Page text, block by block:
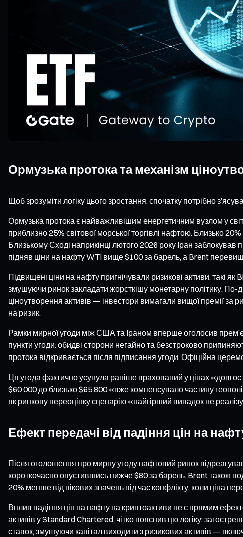
Ормузька протока та механізм
Щоб зрозуміти логіку цього зростання, спочатку потрібно
Ормузька протока є найважливішим енергетичним вузлом у
приблизно 25% світової морської торгівлі нафтою. Близько
Близькому Сході наприкінці лютого 2026 року Іран
підняв ціни на нафту WTI вище $100 за барель, а Brent
Підвищені ціни на нафту пригнічували ризикові активи, такі
змушуючи ринок закладати жорсткішу монетарну політику.
ціноутворення активів — інвестори вимагали вищої премії
на ризик.
Рамки мирної угоди між США та Іраном вперше оголосив
пункти угоди: обидві сторони негайно та безстроково
протока відкривається після підписання угоди. Офіційна
Ця угода фактично усунула раніше врахований у цінах
$60 000 до близько $65 800 «вже компенсувало частину
як ринкову переоцінку сценарію «найгірший випадок не
Ефект передачі від падіння цін на
Після оголошення про мирну угоду нафтовий ринок
короткочасно опустившись нижче $80 за барель. Brent також
20% менше від пікових значень під час конфлікту, коли ціна
Вплив падіння цін на нафту на криптоактиви не є прямим
активів у Standard Chartered, чітко пояснив цю логіку:
ставок, змушуючи капітал виходити з ризикових активів —